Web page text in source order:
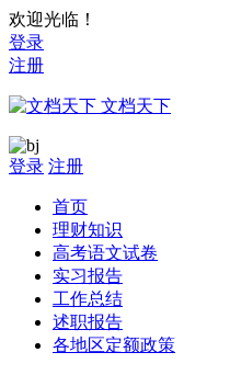
欢迎光临！
登录
注册
文档天下
登录 注册
首页
理财知识
高考语文试卷
实习报告
工作总结
述职报告
各地区定额政策